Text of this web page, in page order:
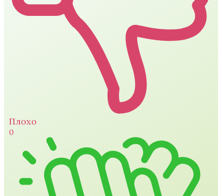
Плохо
0